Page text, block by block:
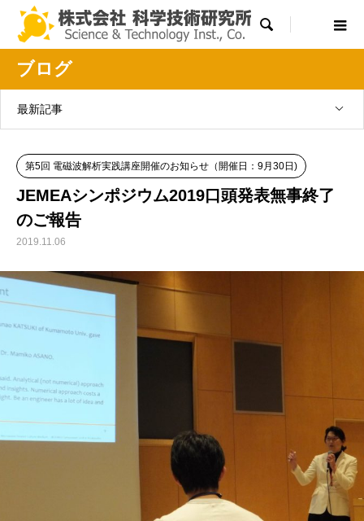

ブログ
最新記事
第5回 電磁波解析実践講座開催のお知らせ（開催日：9月30日)
JEMEAシンポジウム2019口頭発表無事終了
のご報告
2019.11.06